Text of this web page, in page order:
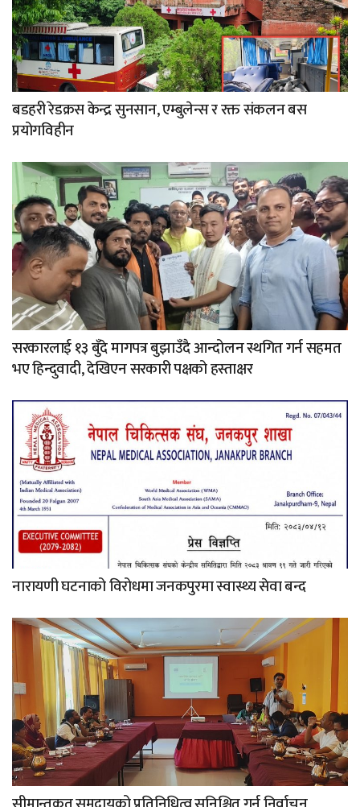
बडहरी रेडक्रस केन्द्र सुनसान, एम्बुलेन्स र रक्त संकलन बस
प्रयोगविहीन
सरकारलाई १३ बुँदे मागपत्र बुझाउँदै आन्दोलन स्थगित गर्न सहमत
भए हिन्दुवादी, देखिएन सरकारी पक्षको हस्ताक्षर
नारायणी घटनाको विरोधमा जनकपुरमा स्वास्थ्य सेवा बन्द